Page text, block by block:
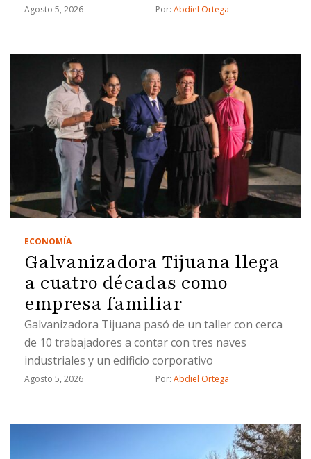
Agosto 5, 2026 Por: Abdiel Ortega
ECONOMÍA
Galvanizadora Tijuana llega
a cuatro décadas como
empresa familiar
Galvanizadora Tijuana pasó de un taller con cerca
de 10 trabajadores a contar con tres naves
industriales y un edificio corporativo
Agosto 5, 2026 Por: Abdiel Ortega